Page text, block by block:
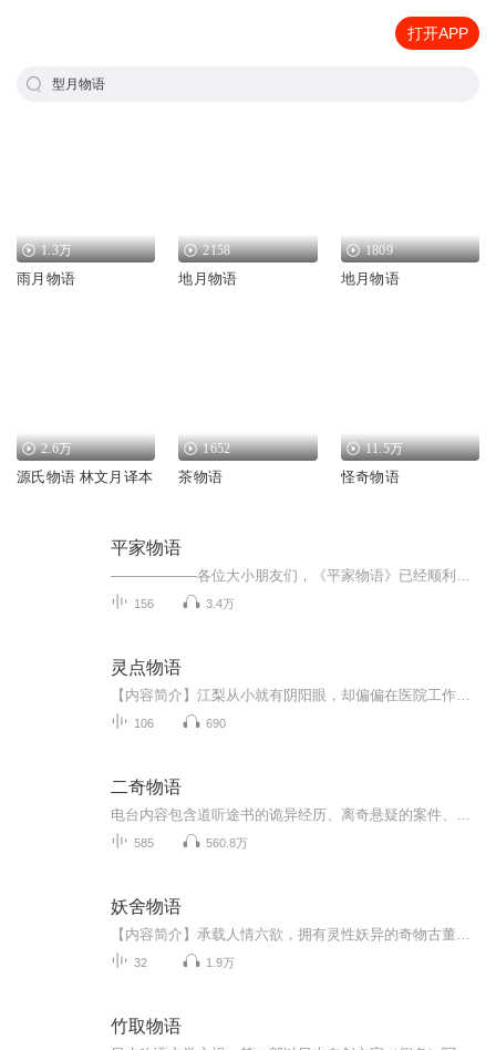
打开APP
型月物语
1.3万
雨月物语
2158
地月物语
1809
地月物语
2.6万
源氏物语 林文月译本
1652
茶物语
11.5万
怪奇物语
平家物语
156 3.4万
灵点物语
106 690
二奇物语
585 560.8万
妖舍物语
32 1.9万
竹取物语